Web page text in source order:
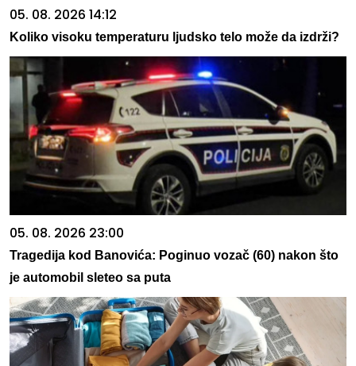
05. 08. 2026 14:12
Koliko visoku temperaturu ljudsko telo može da izdrži?
05. 08. 2026 23:00
Tragedija kod Banovića: Poginuo vozač (60) nakon što
je automobil sleteo sa puta